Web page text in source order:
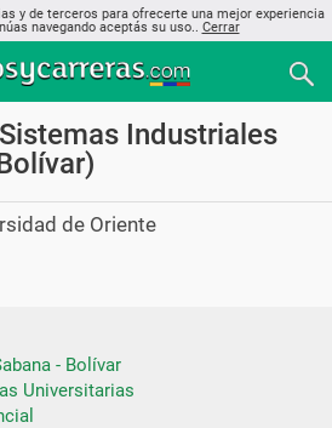
y de terceros para ofrecerte una mejor experiencia
navegando aceptás su uso.. Cerrar
Industriales
de Oriente
- Bolívar
Universitarias